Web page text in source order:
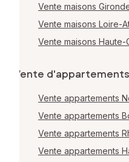
Vente maisons
Vente maisons Loire-
Vente maisons Haute-
Vente d'appartements
Vente appartements
Vente appartements
Vente appartements
Vente appartements